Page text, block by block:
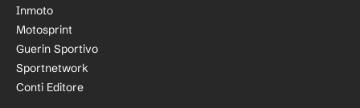
Inmoto
Motosprint
Guerin Sportivo
Sportnetwork
Conti Editore